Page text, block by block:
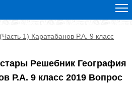
1) Каратабанов Р.А. 9 класс
Решебник География
Р.А. 9 класс 2019 Вопрос